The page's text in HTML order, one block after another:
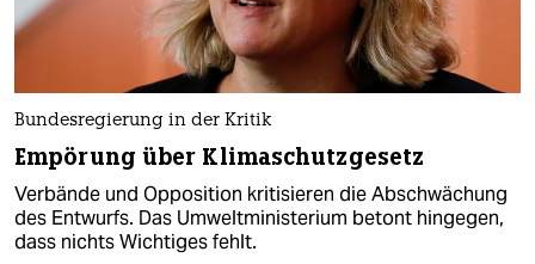
Bundesregierung in der Kritik
Empörung über Klimaschutzgesetz
Verbände und Opposition kritisieren die Abschwächung
des Entwurfs. Das Umweltministerium betont hingegen,
dass nichts Wichtiges fehlt.